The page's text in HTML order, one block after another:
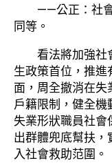
——公正：社
同等。
看法將加強社
生政策首位，推
面，周全撤消在
戶籍限制，健全
失業形狀職員社
出群體兜底幫扶
入社會救助范圍。